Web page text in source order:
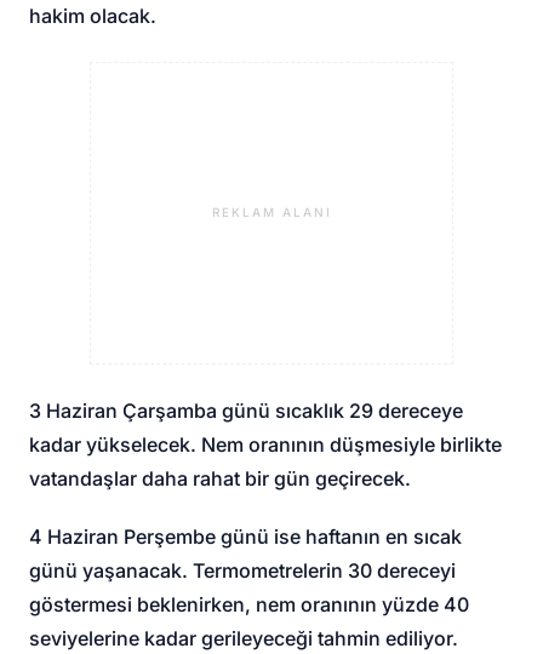
hakim olacak.
REKLAM ALANI
3 Haziran Çarşamba günü sıcaklık 29 dereceye
kadar yükselecek. Nem oranının düşmesiyle birlikte
vatandaşlar daha rahat bir gün geçirecek.
4 Haziran Perşembe günü ise haftanın en sıcak
günü yaşanacak. Termometrelerin 30 dereceyi
göstermesi beklenirken, nem oranının yüzde 40
seviyelerine kadar gerileyeceği tahmin ediliyor.